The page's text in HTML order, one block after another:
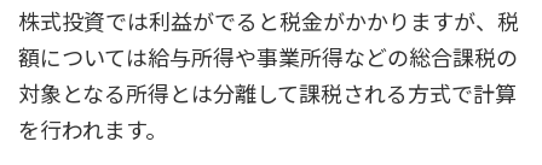
株式投資では利益がでると税金がかかりますが、税
額については給与所得や事業所得などの総合課税の
対象となる所得とは分離して課税される方式で計算
を行われます。